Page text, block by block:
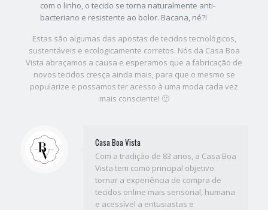
com o linho, o tecido se torna naturalmente anti-
bacteriano e resistente ao bolor. Bacana, né?!
Estas são algumas das apostas de tecidos tecnológicos,
sustentáveis e ecologicamente corretos. Nós da Casa Boa
Vista abraçamos a causa e esperamos que a fabricação de
novos tecidos cresça ainda mais, para que o mesmo se
popularize e possamos ter acesso à uma moda cada vez
mais consciente! 🙂
Casa Boa Vista
Com a tradição de 83 anos, a Casa Boa
Vista tem como principal objetivo
tornar a experiência de compra de
tecidos online mais sensorial, humana
e acessível a entusiastas e